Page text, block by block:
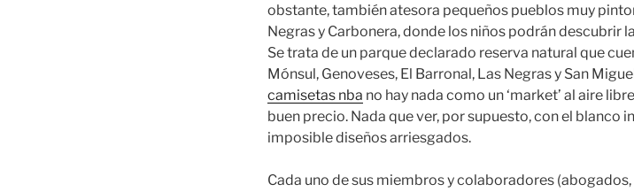
obstante, también atesora pequeños pueblos muy
Negras y Carbonera, donde los niños podrán descubrir
Se trata de un parque declarado reserva natural que
Mónsul, Genoveses, El Barronal, Las Negras y San
camisetas nba no hay nada como un ‘market’ al aire
buen precio. Nada que ver, por supuesto, con el blanco
imposible diseños arriesgados.
Cada uno de sus miembros y colaboradores